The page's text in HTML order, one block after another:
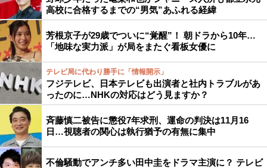
高校に合格するまでの“男気”あふれる経緯
芳根京子が29歳でついに“覚醒”！ 朝ドラから10年…
「地味な実力派」が局をまたぐ看板女優に
テレビ局に代わり勝手に「情報開示」
フジテレビ、日本テレビも出演者と社内トラブルがあ
ったのに…NHKの対応はどう見ますか？
斉藤慎二被告に懲役7年求刑、運命の判決は11月16
日…視聴者の関心は執行猶予の有無に集中
不倫騒動でアンチ多い田中圭をドラマ主演に？ テレビ